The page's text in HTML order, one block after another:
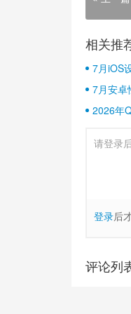
相关推
7月iOS
7月安卓
2026年
登录后
评论列